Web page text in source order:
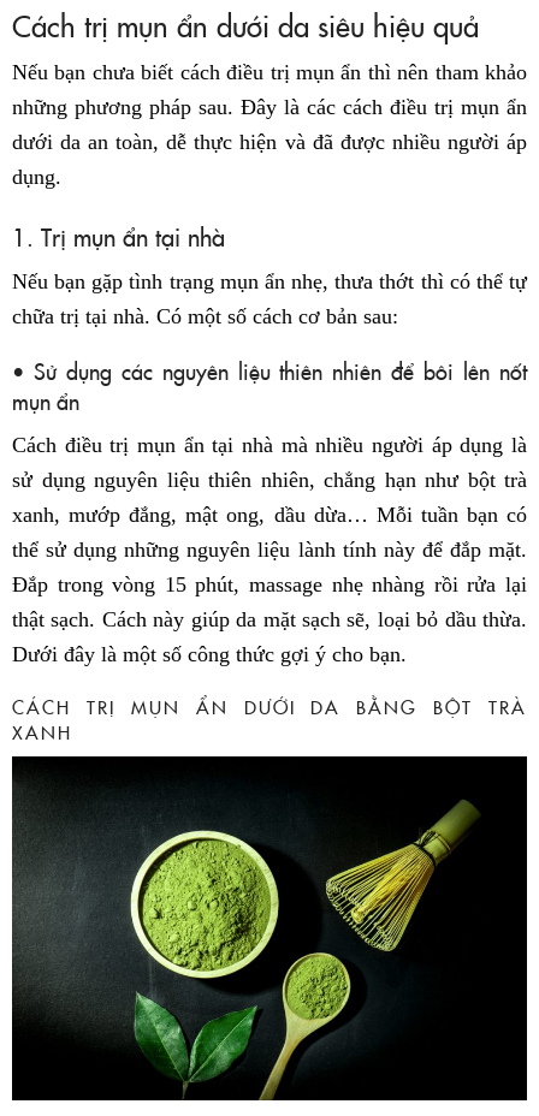
Cách trị mụn ẩn dưới da siêu hiệu quả
Nếu bạn chưa biết cách điều trị mụn ẩn thì nên tham khảo
những phương pháp sau. Đây là các cách điều trị mụn ẩn
dưới da an toàn, dễ thực hiện và đã được nhiều người áp
dụng.
1. Trị mụn ẩn tại nhà
Nếu bạn gặp tình trạng mụn ẩn nhẹ, thưa thớt thì có thể tự
chữa trị tại nhà. Có một số cách cơ bản sau:
• Sử dụng các nguyên liệu thiên nhiên để bôi lên nốt
mụn ẩn
Cách điều trị mụn ẩn tại nhà mà nhiều người áp dụng là
sử dụng nguyên liệu thiên nhiên, chẳng hạn như bột trà
xanh, mướp đắng, mật ong, dầu dừa… Mỗi tuần bạn có
thể sử dụng những nguyên liệu lành tính này để đắp mặt.
Đắp trong vòng 15 phút, massage nhẹ nhàng rồi rửa lại
thật sạch. Cách này giúp da mặt sạch sẽ, loại bỏ dầu thừa.
Dưới đây là một số công thức gợi ý cho bạn.
CÁCH TRỊ MỤN ẨN DƯỚI DA BẰNG BỘT TRÀ
XANH